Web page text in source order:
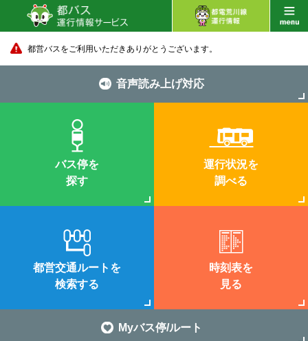
都営バスをご利用いただきありがとうございます。
音声読み上げ対応
バス停を
探す
運行状況を
調べる
都営交通ルートを
検索する
時刻表を
見る
Myバス停/ルート